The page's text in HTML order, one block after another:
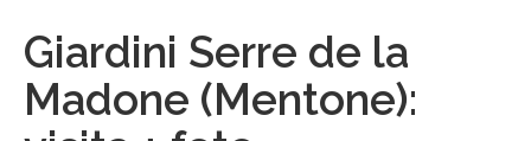
-
blog
Giardini Serre de la
Madone (Mentone):